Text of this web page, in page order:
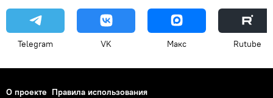
Telegram VK Макс Rutube
О проекте Правила использования